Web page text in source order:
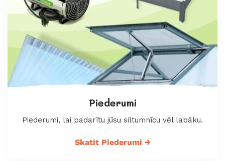
Piederumi
Piederumi, lai padarītu jūsu siltumnīcu vēl labāku.
Skatīt Piederumi →